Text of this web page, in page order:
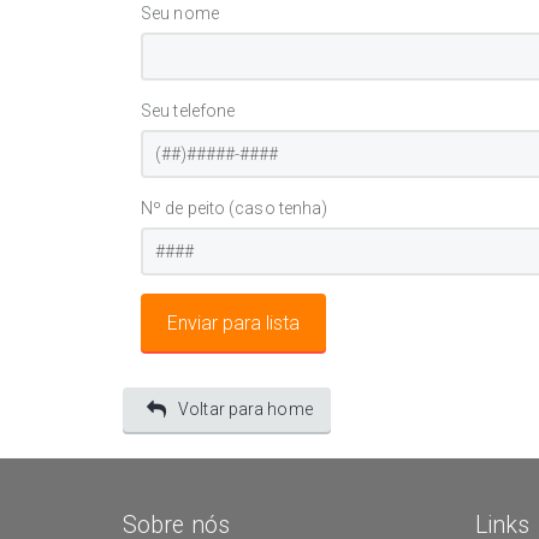
Seu nome
Seu telefone
Nº de peito (caso tenha)
Voltar para home
Sobre nós Links